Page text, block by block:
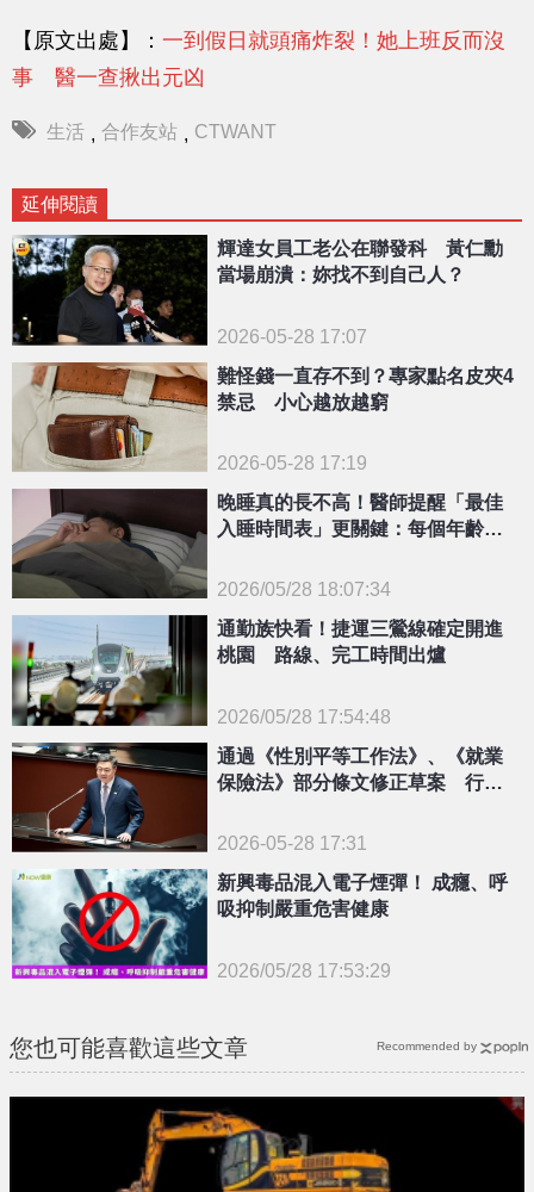
【原文出處】： 一到假日就頭痛炸裂！她上班反而沒
事 醫一查揪出元凶
生活 , 合作友站 , CTWANT
延伸閱讀
輝達女員工老公在聯發科 黃仁勳
當場崩潰：妳找不到自己人？
2026-05-28 17:07
難怪錢一直存不到？專家點名皮夾4
禁忌 小心越放越窮
2026-05-28 17:19
{PLAYICON}
晚睡真的長不高！醫師提醒「最佳
入睡時間表」更關鍵：每個年齡層
2026/05/28 18:07:34
{PLAYICON}
通勤族快看！捷運三鶯線確定開進
桃園 路線、完工時間出爐
2026/05/28 17:54:48
通過《性別平等工作法》、《就業
保險法》部分條文修正草案 行政
助勞工兼顧
2026-05-28 17:31
新興毒品混入電子煙彈！ 成癮、呼
吸抑制嚴重危害健康
2026/05/28 17:53:29
您也可能喜歡這些文章 Recommended by